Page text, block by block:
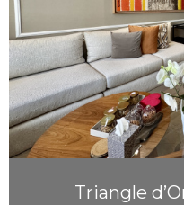
Triangle